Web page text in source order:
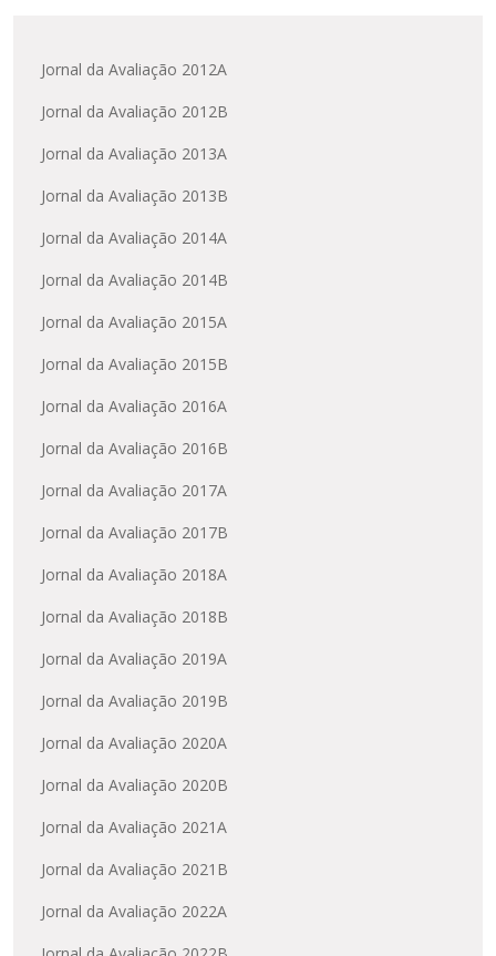
Jornal da Avaliação 2012A
Jornal da Avaliação 2012B
Jornal da Avaliação 2013A
Jornal da Avaliação 2013B
Jornal da Avaliação 2014A
Jornal da Avaliação 2014B
Jornal da Avaliação 2015A
Jornal da Avaliação 2015B
Jornal da Avaliação 2016A
Jornal da Avaliação 2016B
Jornal da Avaliação 2017A
Jornal da Avaliação 2017B
Jornal da Avaliação 2018A
Jornal da Avaliação 2018B
Jornal da Avaliação 2019A
Jornal da Avaliação 2019B
Jornal da Avaliação 2020A
Jornal da Avaliação 2020B
Jornal da Avaliação 2021A
Jornal da Avaliação 2021B
Jornal da Avaliação 2022A